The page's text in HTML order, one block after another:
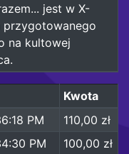
jest w X-
przygotowanego
na kultowej
Kwota
PM
110,00 zł
PM
100,00 zł